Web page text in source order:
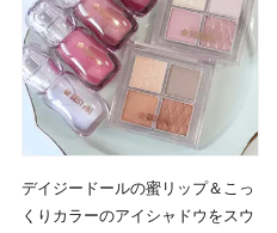
デイジードールの蜜リップ＆こっ
くりカラーのアイシャドウをスウ